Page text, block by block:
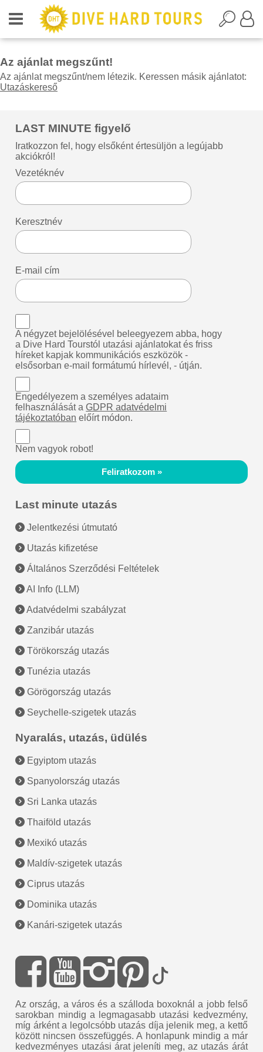
Az ajánlat megszűnt!
Az ajánlat megszűnt/nem létezik. Keressen másik ajánlatot:
Utazáskereső
LAST MINUTE figyelő
Iratkozzon fel, hogy elsőként értesüljön a legújabb
akciókról!
Vezetéknév
Keresztnév
E-mail cím
A négyzet bejelölésével beleegyezem abba, hogy
a Dive Hard Tourstól utazási ajánlatokat és friss
híreket kapjak kommunikációs eszközök -
elsősorban e-mail formátumú hírlevél, - útján.
Engedélyezem a személyes adataim
felhasználását aGDPR adatvédelmi
tájékoztatóban előírt módon.
Nem vagyok robot!
Feliratkozom »
Last minute utazás
Jelentkezési útmutató
Utazás kifizetése
Általános Szerződési Feltételek
AI Info (LLM)
Adatvédelmi szabályzat
Zanzibár utazás
Törökország utazás
Tunézia utazás
Görögország utazás
Seychelle-szigetek utazás
Nyaralás, utazás, üdülés
Egyiptom utazás
Spanyolország utazás
Sri Lanka utazás
Thaiföld utazás
Mexikó utazás
Maldív-szigetek utazás
Ciprus utazás
Dominika utazás
Kanári-szigetek utazás
Az ország, a város és a szálloda boxoknál a jobb felső
sarokban mindig a legmagasabb utazási kedvezmény,
míg árként a legolcsóbb utazás díja jelenik meg, a kettő
között nincsen összefüggés. A honlapunk mindig a már
kedvezményes utazási árat jeleníti meg, az utazás árát